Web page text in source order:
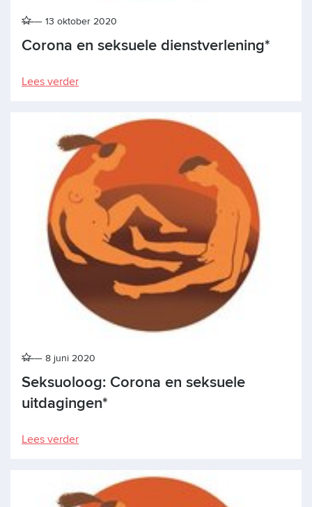
Corona en seksuele dienstverlening*
13 oktober 2020
Lees verder
Seksuoloog: Corona en seksuele
uitdagingen*
8 juni 2020
Lees verder